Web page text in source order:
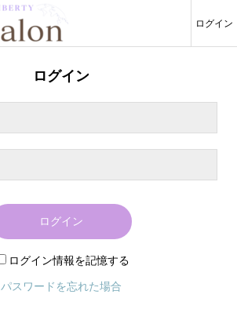
ログイン
ログイン
ログイン
ログイン情報を記憶する
パスワードを忘れた場合